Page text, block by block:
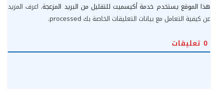
هذا الموقع يستخدم خدمة أكيسميت للتقليل من البريد المزعجة. اعرف المزيد
عن كيفية التعامل مع بيانات التعليقات الخاصة بك processed
.
0 تعليقات